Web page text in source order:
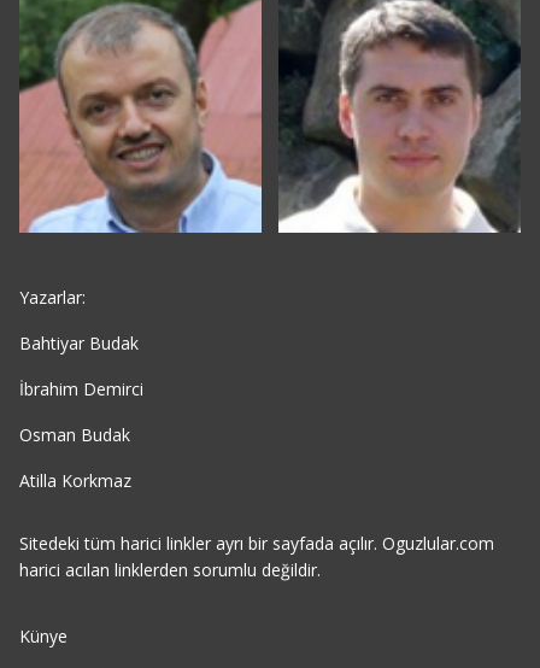
Yazarlar:
Bahtiyar Budak
İbrahim Demirci
Osman Budak
Atilla Korkmaz
Sitedeki tüm harici linkler ayrı bir sayfada açılır. Oguzlular.com
harici acılan linklerden sorumlu değildir.
Künye